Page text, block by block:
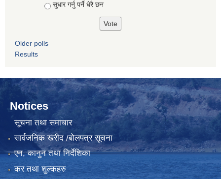
सुधार गर्नु पर्ने धेरै छन
Older polls
Results
Notices
सूचना तथा समाचार
सार्वजनिक खरीद /बोलपत्र सूचना
एन, कानुन तथा निर्देशिका
कर तथा शुल्कहरु